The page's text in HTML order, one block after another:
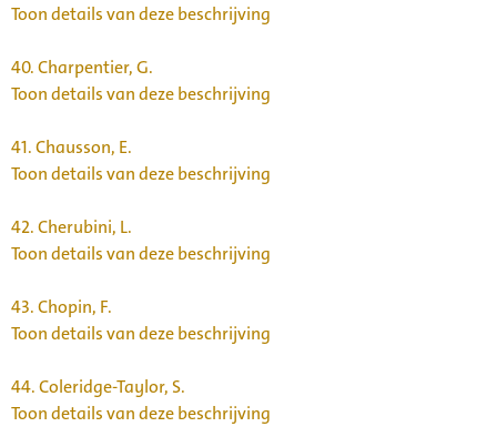
Toon details van deze beschrijving
40.Charpentier, G.
Toon details van deze beschrijving
41.Chausson, E.
Toon details van deze beschrijving
42.Cherubini, L.
Toon details van deze beschrijving
43.Chopin, F.
Toon details van deze beschrijving
44.Coleridge-Taylor, S.
Toon details van deze beschrijving